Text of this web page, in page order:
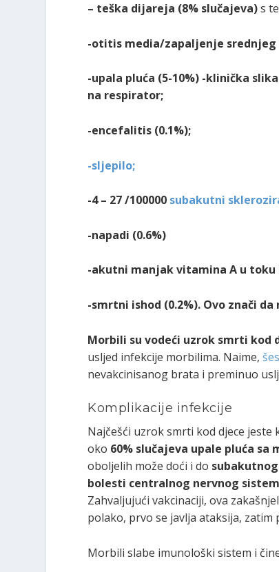
– teška dijareja (8% slučajeva)s
-otitis media/zapaljenje srednjeg
-upala pluća (5-10%) -klinička
na respirator;
-encefalitis (0.1%);
-sljepilo;
-4 – 27 /100000 subakutni
-napadi (0.6%)
-akutni manjak vitamina A u
-smrtni ishod (0.2%). Ovo znači
Morbili su vodeći uzrok smrti kod
usljed infekcije morbilima. Naime,
nevakcinisanog brata i preminuo
Komplikacije infekcije
Najčešći uzrok smrti kod djece jeste
oko 60% slučajeva upale pluća
oboljelih može doći i do
bolesti centralnog nervnog
Zahvaljujući vakcinaciji, ova
polako, prvo se javlja ataksija,
Morbili slabe imunološki sistem i